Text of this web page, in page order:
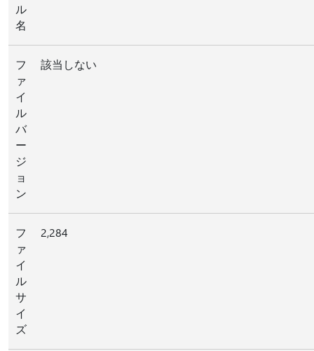
ル
名
フ
ァ
イ
ル
バ
ー
ジ
ョ
ン
該当しない
フ
ァ
イ
ル
サ
イ
ズ
2,284